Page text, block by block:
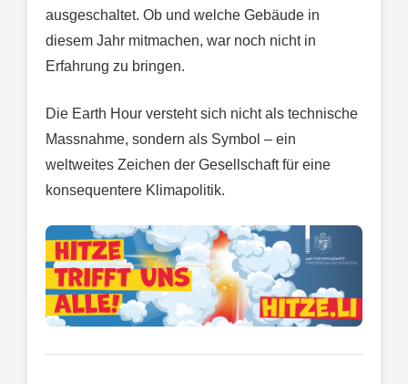
ausgeschaltet. Ob und welche Gebäude in
diesem Jahr mitmachen, war noch nicht in
Erfahrung zu bringen.
Die Earth Hour versteht sich nicht als technische
Massnahme, sondern als Symbol – ein
weltweites Zeichen der Gesellschaft für eine
konsequentere Klimapolitik.